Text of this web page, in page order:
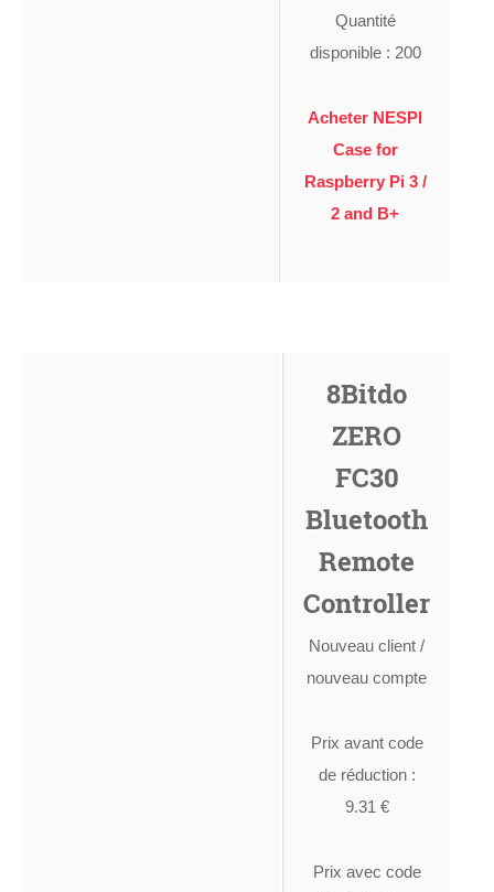
Quantité
disponible : 200
Acheter NESPI
Case for
Raspberry Pi 3 /
2 and B+
8Bitdo
ZERO
FC30
Bluetooth
Remote
Controller
Nouveau client /
nouveau compte
Prix avant code
de réduction :
9.31 €
Prix avec code